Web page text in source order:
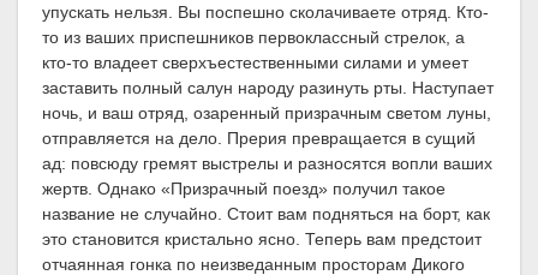
упускать нельзя. Вы поспешно сколачиваете отряд. Кто-
то из ваших приспешников первоклассный стрелок, а
кто-то владеет сверхъестественными силами и умеет
заставить полный салун народу разинуть рты. Наступает
ночь, и ваш отряд, озаренный призрачным светом луны,
отправляется на дело. Прерия превращается в сущий
ад: повсюду гремят выстрелы и разносятся вопли ваших
жертв. Однако «Призрачный поезд» получил такое
название не случайно. Стоит вам подняться на борт, как
это становится кристально ясно. Теперь вам предстоит
отчаянная гонка по неизведанным просторам Дикого